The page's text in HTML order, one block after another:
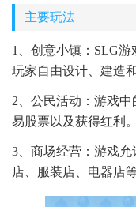
主要玩法
1、创意小镇：SLG
玩家自由设计、建造
2、公民活动：游戏
易股票以及获得红利。
3、商场经营：游戏
店、服装店、电器店